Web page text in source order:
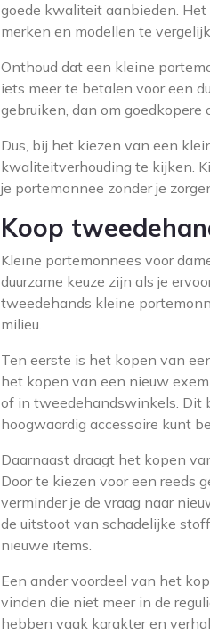
goede kwaliteit aanbieden.
merken en modellen te
Onthoud dat een kleine
iets meer te betalen voor een
gebruiken, dan om
Dus, bij het kiezen van een
kwaliteitverhouding te kijken.
je portemonnee zonder je
Koop
Kleine portemonnees voor
duurzame keuze zijn als je
tweedehands kleine
milieu.
Ten eerste is het kopen van
het kopen van een nieuw
of in tweedehandswinkels. Dit
hoogwaardig accessoire kunt
Daarnaast draagt het kopen
Door te kiezen voor een reeds
verminder je de vraag naar
de uitstoot van schadelijke
nieuwe items.
Een ander voordeel van het
vinden die niet meer in de
hebben vaak karakter en